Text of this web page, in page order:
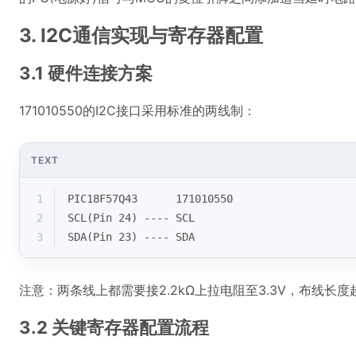
3. I2C通信实现与寄存器配置
3.1 硬件连接方案
171010550的I2C接口采用标准的两线制：
TEXT
1
PIC18F57Q43      171010550
2
SCL(Pin 24) ---- SCL
3
SDA(Pin 23) ---- SDA
注意：两条线上都需要接2.2kΩ上拉电阻至3.3V，布线长度
3.2 关键寄存器配置流程